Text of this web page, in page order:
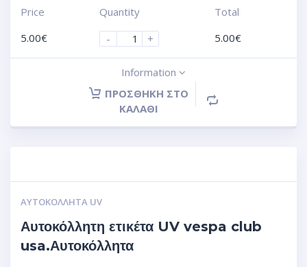
Price
5.00€
Quantity
-
+
Total
5.00€
Information
ΠΡΟΣΘΉΚΗ ΣΤΟ
ΚΑΛΆΘΙ
ΑΥΤΟΚΌΛΛΗΤΑ UV
Αυτοκόλλητη ετικέτα UV vespa club
usa.Αυτοκόλλητα